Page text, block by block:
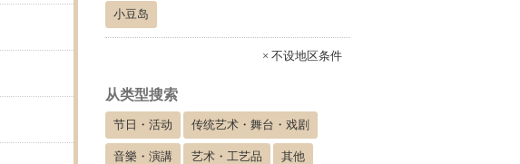
小豆岛
× 不设地区条件
从类型搜索
节日・活动 传统艺术・舞台・戏剧
音樂・演講 艺术・工艺品 其他